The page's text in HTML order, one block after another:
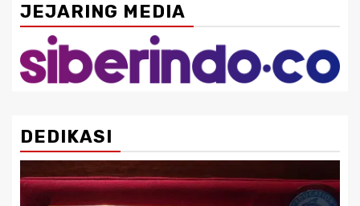
JEJARING MEDIA
DEDIKASI